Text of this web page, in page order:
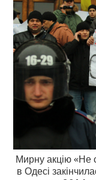
Мирну акцію «Не
в Одесі